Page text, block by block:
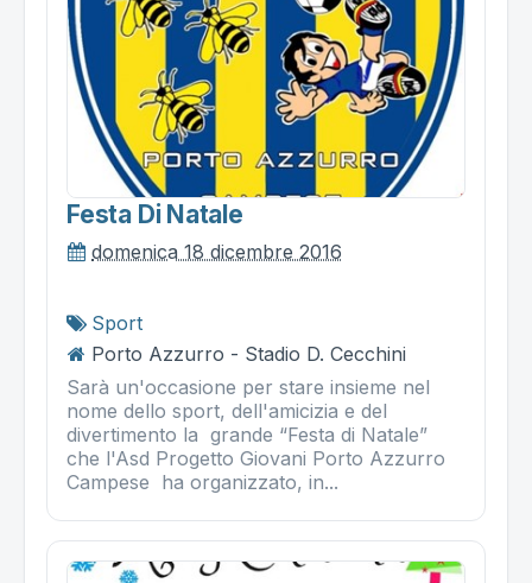
Festa Di Natale
domenica 18 dicembre 2016
Sport
Porto Azzurro - Stadio D. Cecchini
Sarà un'occasione per stare insieme nel
nome dello sport, dell'amicizia e del
divertimento la grande “Festa di Natale”
che l'Asd Progetto Giovani Porto Azzurro
Campese ha organizzato, in...